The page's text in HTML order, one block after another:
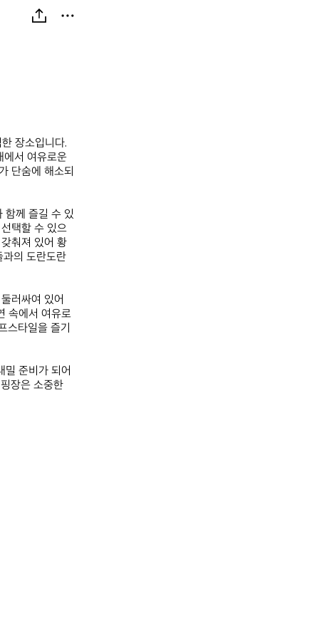
장소입니다.
에서 여유로운
단숨에 해소되
함께 즐길 수 있
택할 수 있으
춰져 있어 황
과의 도란도란
러싸여 있어
속에서 여유로
스타일을 즐기
밀 준비가 되어
장은 소중한